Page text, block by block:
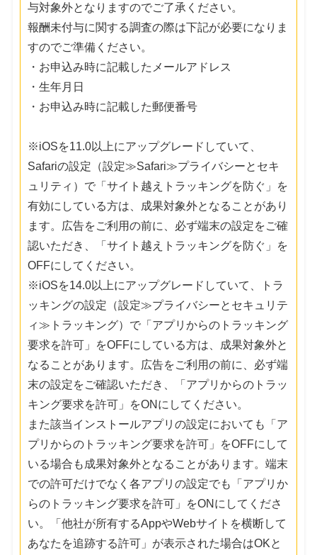
与対象外となりますのでご了承ください。
報酬未付与に関する調査の際は下記が必要になりま
すのでご準備ください。
・お申込み時に記載したメールアドレス
・生年月日
・お申込み時に記載した郵便番号
※iOSを11.0以上にアップグレードしていて、
Safariの設定（設定≫Safari≫プライバシーとセキ
ュリティ）で「サイト越えトラッキングを防ぐ」を
有効にしている方は、成果対象外となることがあり
ます。広告をご利用の前に、必ず端末の設定をご確
認いただき、「サイト越えトラッキングを防ぐ」を
OFFにしてください。
※iOSを14.0以上にアップグレードしていて、トラ
ッキングの設定（設定≫プライバシーとセキュリテ
ィ≫トラッキング）で「アプリからのトラッキング
要求を許可」をOFFにしている方は、成果対象外と
なることがあります。広告をご利用の前に、必ず端
末の設定をご確認いただき、「アプリからのトラッ
キング要求を許可」をONにしてください。
また該当インストールアプリの設定においても「ア
プリからのトラッキング要求を許可」をOFFにして
いる場合も成果対象外となることがあります。端末
での許可だけでなく各アプリの設定でも「アプリか
らのトラッキング要求を許可」をONにしてくださ
い。「他社が所有するAppやWebサイトを横断して
あなたを追跡する許可」が表示された場合はOKと